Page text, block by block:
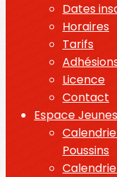
Dates
Horaires
Tarifs
Licence
Contact
Espace Jeunes
Poussins